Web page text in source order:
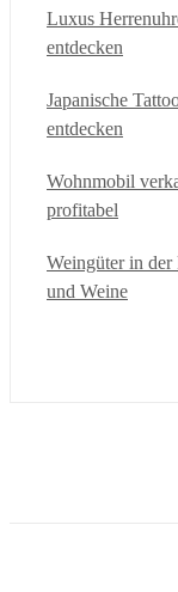
Luxus
entdecken
Japanische
entdecken
Wohnmobil
profitabel
Weingüter in der
und Weine